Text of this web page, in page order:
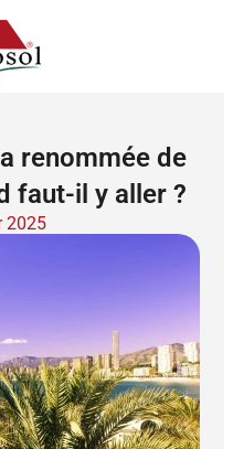
renommée de
faut-il y aller ?
2025